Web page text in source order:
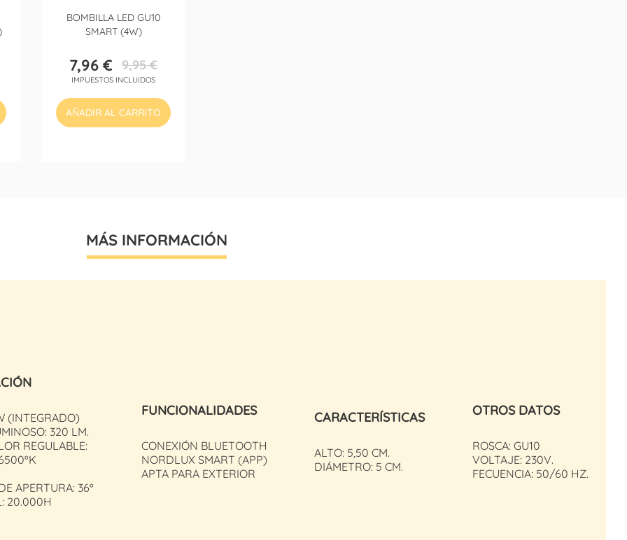
BOMBILLA LED GU10
SMART (4W)
Precio
7,96 € Precio
base
9,95 €
IMPUESTOS INCLUIDOS
AÑADIR AL CARRITO
MÁS INFORMACIÓN
(INTEGRADO)
320 LM.
REGULABLE:
APERTURA: 36º
20.000H
FUNCIONALIDADES
CONEXIÓN BLUETOOTH
NORDLUX SMART (APP)
APTA PARA EXTERIOR
CARACTERÍSTICAS
ALTO: 5,50 CM.
DIÁMETRO: 5 CM.
OTROS DATOS
ROSCA: GU10
VOLTAJE: 230V.
FECUENCIA: 50/60 HZ.